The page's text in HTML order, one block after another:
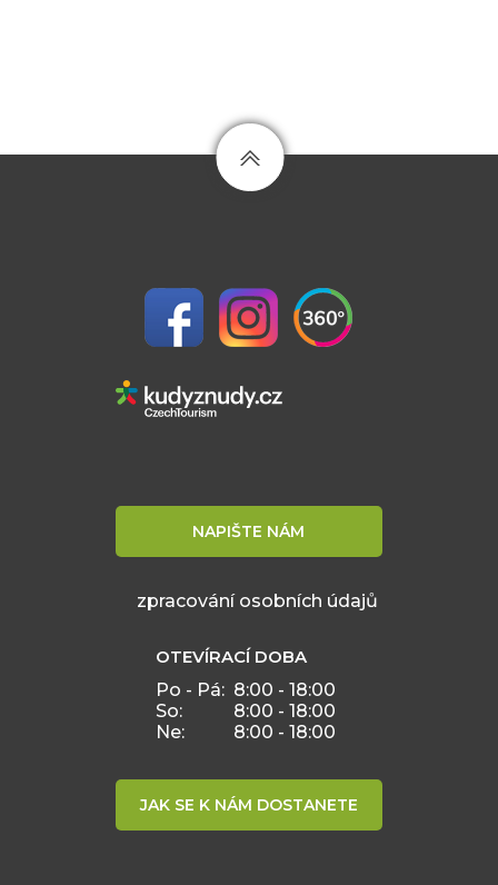
NAPIŠTE NÁM
zpracování osobních údajů
OTEVÍRACÍ DOBA
Po - Pá: 8:00 - 18:00
So:
8:00 - 18:00
Ne:
8:00 - 18:00
JAK SE K NÁM DOSTANETE